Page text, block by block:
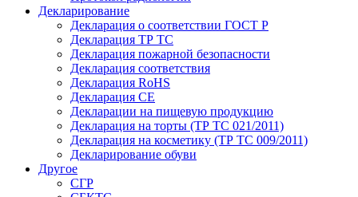
Декларирование
Декларация о соответствии ГОСТ Р
Декларация ТР ТС
Декларация пожарной безопасности
Декларация соответствия
Декларация RoHS
Декларация СЕ
Декларации на пищевую продукцию
Декларация на торты (ТР ТС 021/2011)
Декларация на косметику (ТР ТС 009/2011)
Декларирование обуви
Другое
СГР